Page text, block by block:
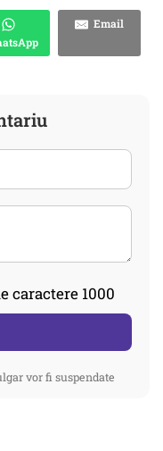
Email
caractere 1000
vor fi suspendate